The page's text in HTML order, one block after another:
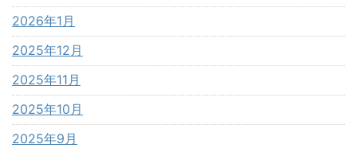
2026年1月
2025年12月
2025年11月
2025年10月
2025年9月